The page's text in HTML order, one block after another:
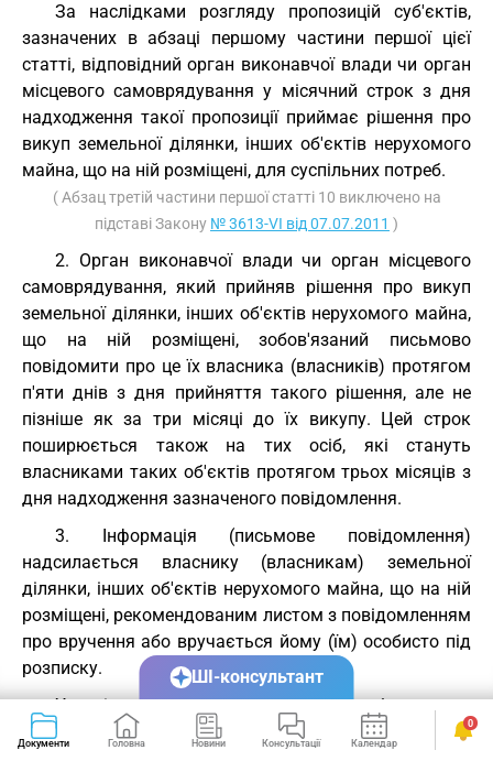
За наслідками розгляду пропозицій суб'єктів,
зазначених в абзаці першому частини першої цієї
статті, відповідний орган виконавчої влади чи орган
місцевого самоврядування у місячний строк з дня
надходження такої пропозиції приймає рішення про
викуп земельної ділянки, інших об'єктів нерухомого
майна, що на ній розміщені, для суспільних потреб.
( Абзац третій частини першої статті 10 виключено на
підставі Закону № 3613-VI від 07.07.2011 )
2. Орган виконавчої влади чи орган місцевого
самоврядування, який прийняв рішення про викуп
земельної ділянки, інших об'єктів нерухомого майна,
що на ній розміщені, зобов'язаний письмово
повідомити про це їх власника (власників) протягом
п'яти днів з дня прийняття такого рішення, але не
пізніше як за три місяці до їх викупу. Цей строк
поширюється також на тих осіб, які стануть
власниками таких об'єктів протягом трьох місяців з
дня надходження зазначеного повідомлення.
3. Інформація (письмове повідомлення)
надсилається власнику (власникам) земельної
ділянки, інших об'єктів нерухомого майна, що на ній
розміщені, рекомендованим листом з повідомленням
про вручення або вручається йому (їм) особисто під
розписку.
У разі якщо місце проживання (перебування чи
роботи) або місцезнаходження осіб, зазначених у
Документи Головна Новини Консультації Календар Сервіси
0
ШІ-консультант